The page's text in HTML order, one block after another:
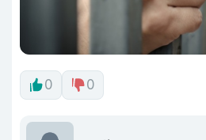
0 0